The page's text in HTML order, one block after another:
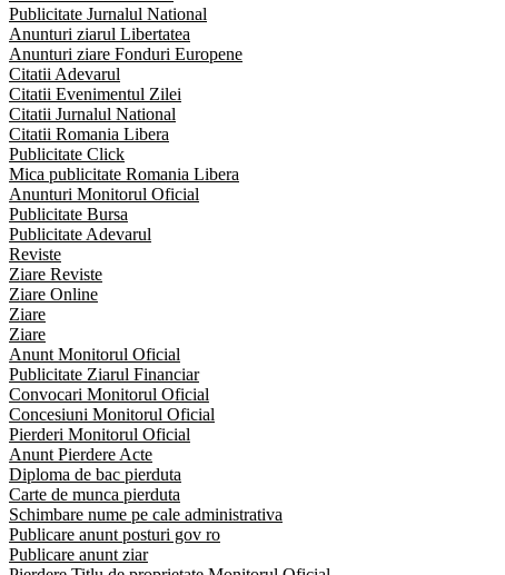
Publicitate Jurnalul National
Anunturi ziarul Libertatea
Anunturi ziare Fonduri Europene
Citatii Adevarul
Citatii Evenimentul Zilei
Citatii Jurnalul National
Citatii Romania Libera
Publicitate Click
Mica publicitate Romania Libera
Anunturi Monitorul Oficial
Publicitate Bursa
Publicitate Adevarul
Reviste
Ziare Reviste
Ziare Online
Ziare
Ziare
Anunt Monitorul Oficial
Publicitate Ziarul Financiar
Convocari Monitorul Oficial
Concesiuni Monitorul Oficial
Pierderi Monitorul Oficial
Anunt Pierdere Acte
Diploma de bac pierduta
Carte de munca pierduta
Schimbare nume pe cale administrativa
Publicare anunt posturi gov ro
Publicare anunt ziar